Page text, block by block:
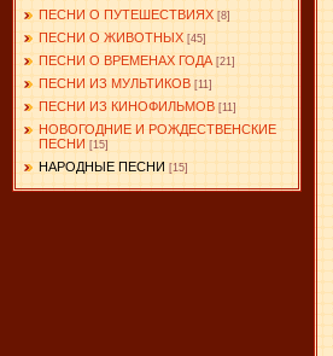
ПЕСНИ О ПУТЕШЕСТВИЯХ [8]
ПЕСНИ О ЖИВОТНЫХ [45]
ПЕСНИ О ВРЕМЕНАХ ГОДА [21]
ПЕСНИ ИЗ МУЛЬТИКОВ [11]
ПЕСНИ ИЗ КИНОФИЛЬМОВ [11]
НОВОГОДНИЕ И РОЖДЕСТВЕНСКИЕ
ПЕСНИ [15]
НАРОДНЫЕ ПЕСНИ [15]